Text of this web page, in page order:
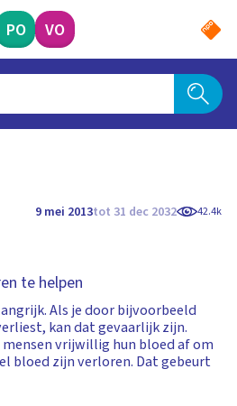
PO VO
9 mei 2013tot 31 dec 2032 42.4k
te helpen
Als je door bijvoorbeeld
kan dat gevaarlijk zijn.
vrijwillig hun bloed af om
bloed zijn verloren. Dat gebeurt